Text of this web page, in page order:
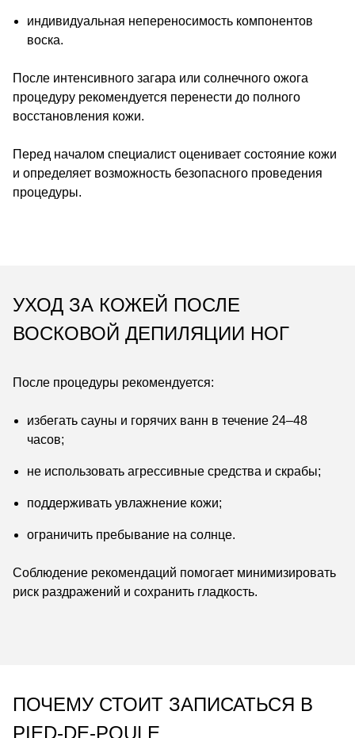
индивидуальная непереносимость компонентов
воска.
После интенсивного загара или солнечного ожога
процедуру рекомендуется перенести до полного
восстановления кожи.
Перед началом специалист оценивает состояние кожи
и определяет возможность безопасного проведения
процедуры.
УХОД ЗА КОЖЕЙ ПОСЛЕ
ВОСКОВОЙ ДЕПИЛЯЦИИ НОГ
После процедуры рекомендуется:
избегать сауны и горячих ванн в течение 24–48
часов;
не использовать агрессивные средства и скрабы;
поддерживать увлажнение кожи;
ограничить пребывание на солнце.
Соблюдение рекомендаций помогает минимизировать
риск раздражений и сохранить гладкость.
ПОЧЕМУ СТОИТ ЗАПИСАТЬСЯ В
PIED-DE-POULE